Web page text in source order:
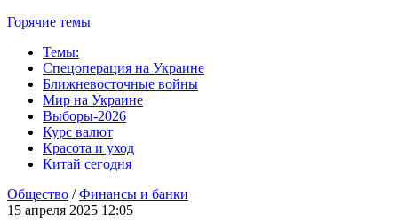
Горячие темы
Темы:
Спецоперация на Украине
Ближневосточные войны
Мир на Украине
Выборы-2026
Курс валют
Красота и уход
Китай сегодня
Общество /Финансы и банки
15 апреля 2025 12:05